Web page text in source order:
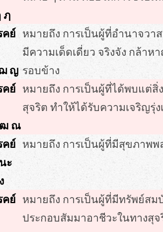
ฦ
คย์
ญ
หมายถึง การเป็นผู้ที่อำนาจว
มีความเด็ดเดี่ยว จริงจัง กล้า
รอบข้าง
คย์
ฒ ณ
หมายถึง การเป็นผู้ที่ได้พบแต่
สุจริต ทำให้ได้รับความเจริญรุ่
คย์
ะ
หมายถึง การเป็นผู้ที่มีสุขภาพ
คย์ หมายถึง การเป็นผู้ที่มีทรัพย์ส
ประกอบสัมมาอาชีวะในทางสุ